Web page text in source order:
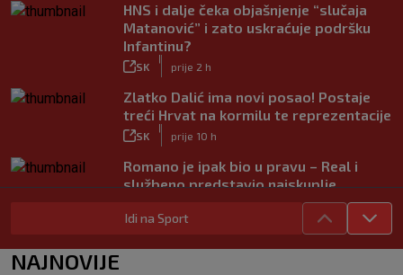
HNS i dalje čeka objašnjenje “slučaja
Matanović” i zato uskraćuje podršku
Infantinu?
SK prije 2 h
Zlatko Dalić ima novi posao! Postaje
treći Hrvat na kormilu te reprezentacije
SK prije 10 h
Romano je ipak bio u pravu – Real i
službeno predstavio najskuplje
SK
|
prije 4 h
UEFA poslala oštru poruku Infantinu:
Idi na Sport
NAJNOVIJE